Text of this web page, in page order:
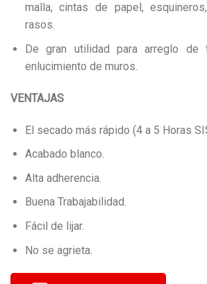
malla, cintas de papel,
rasos.
De gran utilidad para arreglo de
enlucimiento de muros.
VENTAJAS
El secado más rápido (4 a 5 Horas
Acabado blanco.
Alta adherencia.
Buena Trabajabilidad.
Fácil de lijar.
No se agrieta.